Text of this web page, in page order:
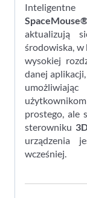
aktualizują
środowiska, w
wysokiej
danej
prostego, ale
sterowniku
urządzenia
wcześniej.